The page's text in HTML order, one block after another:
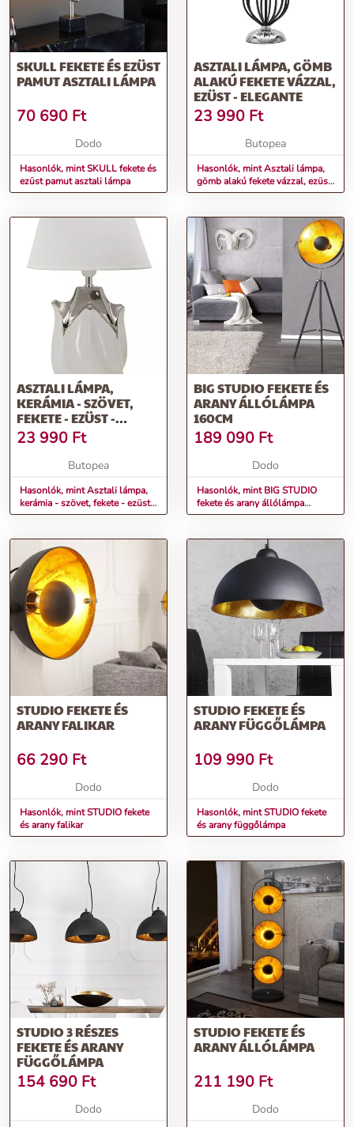
SKULL FEKETE ÉS EZÜST
PAMUT ASZTALI LÁMPA
70 690 Ft
Dodo
Hasonlók, mint SKULL fekete és
ezüst pamut asztali lámpa
ASZTALI LÁMPA, GÖMB
ALAKÚ FEKETE VÁZZAL,
EZÜST - ELEGANTE
23 990 Ft
Butopea
Hasonlók, mint Asztali lámpa,
gömb alakú fekete vázzal, ezüst
- ELEGANTE
ASZTALI LÁMPA,
KERÁMIA - SZÖVET,
FEKETE - EZÜST -
ECLOSION
23 990 Ft
Butopea
Hasonlók, mint Asztali lámpa,
kerámia - szövet, fekete - ezüst -
ECLOSION
BIG STUDIO FEKETE ÉS
ARANY ÁLLÓLÁMPA
160CM
189 090 Ft
Dodo
Hasonlók, mint BIG STUDIO
fekete és arany állólámpa
160cm
STUDIO FEKETE ÉS
ARANY FALIKAR
66 290 Ft
Dodo
Hasonlók, mint STUDIO fekete
és arany falikar
STUDIO FEKETE ÉS
ARANY FÜGGŐLÁMPA
109 990 Ft
Dodo
Hasonlók, mint STUDIO fekete
és arany függőlámpa
STUDIO 3 RÉSZES
FEKETE ÉS ARANY
FÜGGŐLÁMPA
154 690 Ft
Dodo
STUDIO FEKETE ÉS
ARANY ÁLLÓLÁMPA
211 190 Ft
Dodo